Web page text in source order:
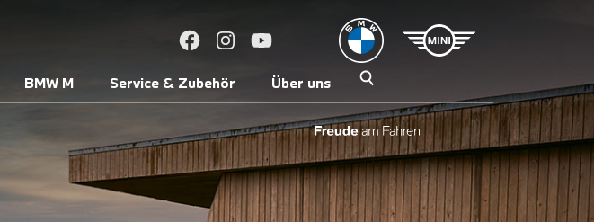
BMW M Service & Zubehör Über uns